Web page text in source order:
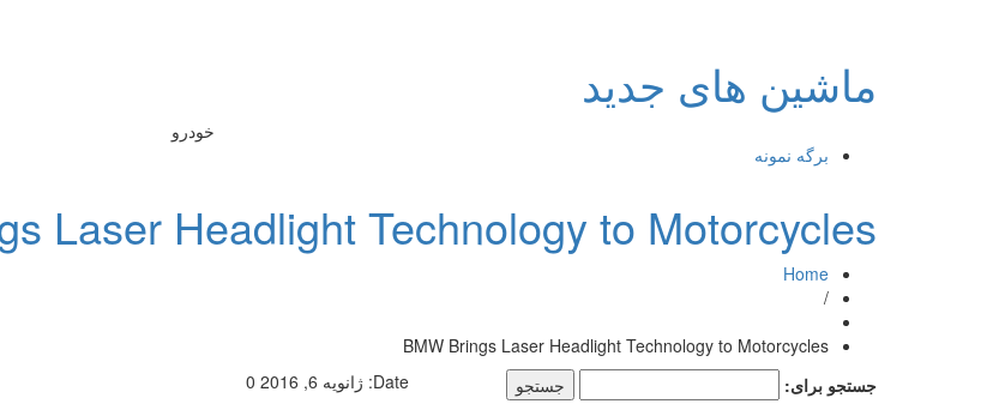
ماشین های جدید
خودرو
برگه نمونه
Laser Headlight Technology to Motorcycles
Home
/
BMW Brings Laser Headlight Technology to Motorcycles
Date: ژانویه 6, 2016 0 جستجو برای: